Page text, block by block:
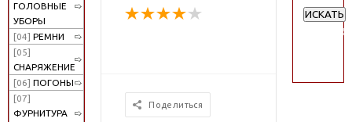
ГОЛОВНЫЕ
УБОРЫ
[04] РЕМНИ
[05]
СНАРЯЖЕНИЕ
[06] ПОГОНЫ
[07]
ФУРНИТУРА
Поделиться
ИСКАТЬ